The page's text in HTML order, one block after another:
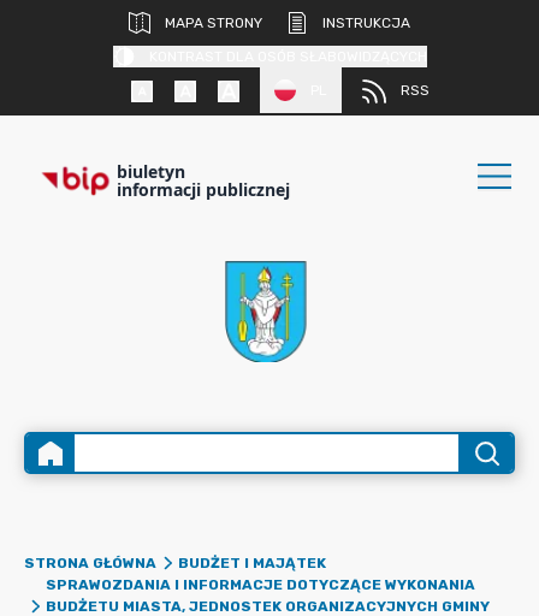
MAPA STRONY
INSTRUKCJA
RSS
biuletyn
informacji publicznej
STRONA GŁÓWNA
BUDŻET I MAJĄTEK
SPRAWOZDANIA I INFORMACJE DOTYCZĄCE WYKONANIA
BUDŻETU MIASTA, JEDNOSTEK ORGANIZACYJNYCH GMINY